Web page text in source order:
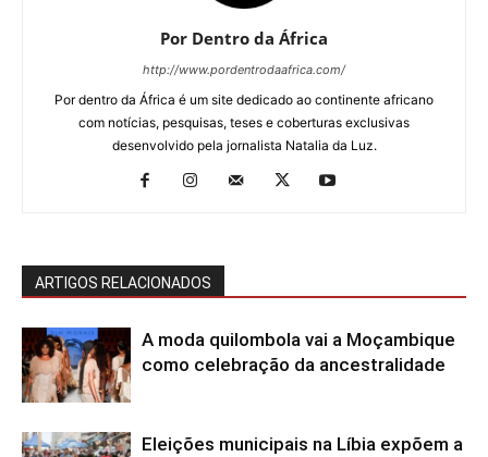
Por Dentro da África
http://www.pordentrodaafrica.com/
Por dentro da África é um site dedicado ao continente africano
com notícias, pesquisas, teses e coberturas exclusivas
desenvolvido pela jornalista Natalia da Luz.
ARTIGOS RELACIONADOS
A moda quilombola vai a Moçambique
como celebração da ancestralidade
Eleições municipais na Líbia expõem a